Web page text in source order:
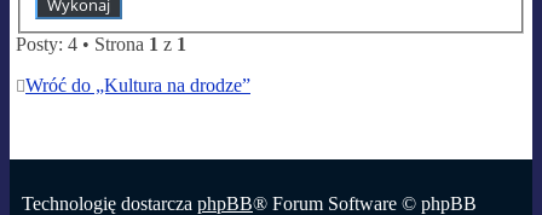
Posty: 4 • Strona 1 z 1
Wróć do „Kultura na drodze”
Technologię dostarcza phpBB® Forum Software © phpBB